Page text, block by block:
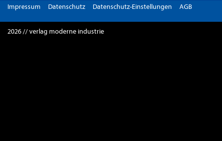
Impressum Datenschutz Datenschutz-Einstellungen AGB
2026 // verlag moderne industrie